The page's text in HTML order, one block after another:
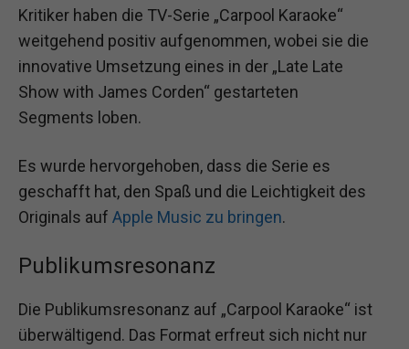
Kritiker haben die TV-Serie „Carpool Karaoke“
weitgehend positiv aufgenommen, wobei sie die
innovative Umsetzung eines in der „Late Late
Show with James Corden“ gestarteten
Segments loben.
Es wurde hervorgehoben, dass die Serie es
geschafft hat, den Spaß und die Leichtigkeit des
Originals auf Apple Music zu bringen.
Publikumsresonanz
Die Publikumsresonanz auf „Carpool Karaoke“ ist
überwältigend. Das Format erfreut sich nicht nur